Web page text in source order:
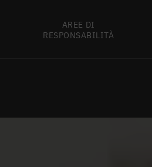
AREE DI
RESPONSABILITÀ